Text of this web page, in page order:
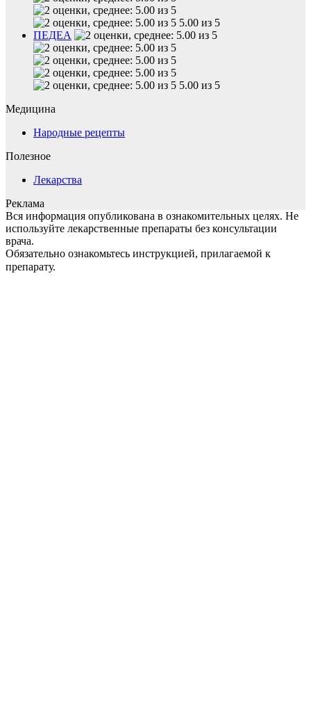
5.00 из 5
ПЕДЕА
5.00 из 5
Медицина
Народные рецепты
Полезное
Лекарства
Реклама
Вся информация опубликована в ознакомительных целях. Не
используйте лекарственные препараты без консультации
врача.
Обязательно ознакомьтесь инструкцией, прилагаемой к
препарату.